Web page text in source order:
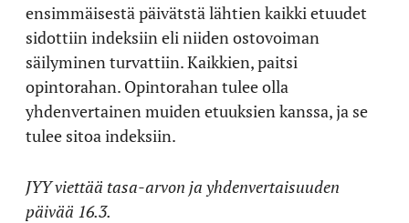
ensimmäisestä päivätstä lähtien kaikki etuudet
sidottiin indeksiin eli niiden ostovoiman
säilyminen turvattiin. Kaikkien, paitsi
opintorahan. Opintorahan tulee olla
yhdenvertainen muiden etuuksien kanssa, ja se
tulee sitoa indeksiin.
JYY viettää tasa-arvon ja yhdenvertaisuuden
päivää 16.3.